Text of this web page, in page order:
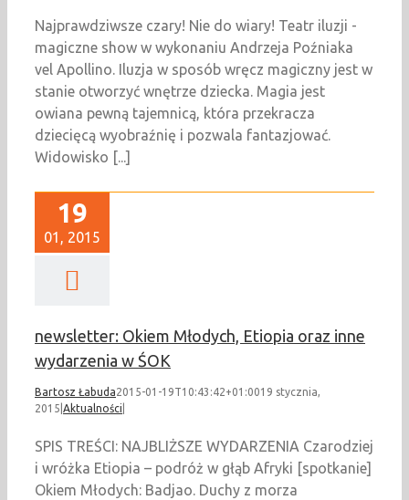
Najprawdziwsze czary! Nie do wiary! Teatr iluzji -
magiczne show w wykonaniu Andrzeja Poźniaka
vel Apollino. Iluzja w sposób wręcz magiczny jest w
stanie otworzyć wnętrze dziecka. Magia jest
owiana pewną tajemnicą, która przekracza
dziecięcą wyobraźnię i pozwala fantazjować.
Widowisko [...]
19
01, 2015
newsletter: Okiem Młodych, Etiopia oraz inne
wydarzenia w ŚOK
Bartosz Łabuda2015-01-19T10:43:42+01:0019 stycznia,
2015 Aktualności
SPIS TREŚCI: NAJBLIŻSZE WYDARZENIA Czarodziej
i wróżka Etiopia – podróż w głąb Afryki [spotkanie]
Okiem Młodych: Badjao. Duchy z morza